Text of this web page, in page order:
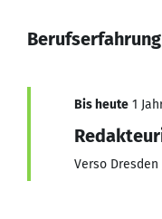
Bis heute 1
Verso Dresden